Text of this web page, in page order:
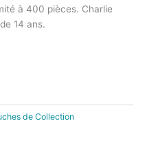
à 400 pièces. Charlie
14 ans.
de Collection